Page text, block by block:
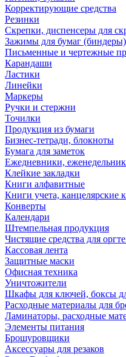
Корректирующие средства
Резинки
Скрепки, диспенсеры для
Зажимы для бумаг (биндеры)
Письменные и чертежные
Карандаши
Ластики
Линейки
Маркеры
Ручки и стержни
Точилки
Продукция из бумаги
Бизнес-тетради, блокноты
Бумага для заметок
Ежедневники,
Клейкие закладки
Книги алфавитные
Книги учета, канцелярские
Конверты
Календари
Штемпельная продукция
Чистящие средства для
Кассовая лента
Защитные маски
Офисная техника
Уничтожители
Шкафы для ключей, боксы
Расходные материалы для
Ламинаторы, расходные
Элементы питания
Брошуровщики
Аксессуары для резаков